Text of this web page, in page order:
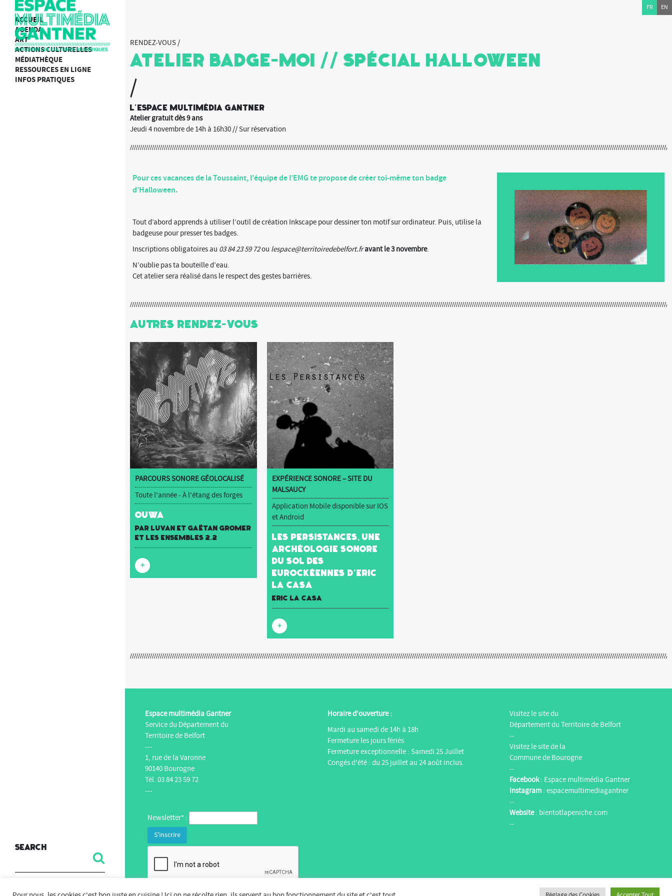
ACCUEIL
AGENDA
ART
ACTIONS CULTURELLES
MÉDIATHÈQUE
RESSOURCES EN LIGNE
INFOS PRATIQUES
Search
RENDEZ-VOUS /
Atelier Badge-Moi // Spécial Halloween
/
L'Espace multimédia Gantner
Atelier gratuit dès 9 ans
Jeudi 4 novembre de 14h à 16h30 // Sur réservation
Pour ces vacances de la Toussaint, l’équipe de l’EMG te propose de créer toi-même ton badge
d’Halloween.
Tout d’abord apprends à utiliser l’outil de création Inkscape pour dessiner ton motif sur ordinateur. Puis, utilise la
badgeuse pour presser tes badges.
Inscriptions obligatoires au 03 84 23 59 72ou lespace@territoiredebelfort.fr avant le 3 novembre.
N’oublie pas ta bouteille d’eau.
Cet atelier sera réalisé dans le respect des gestes barrières.
Autres Rendez-Vous
PARCOURS SONORE GÉOLOCALISÉ
Toute l'année - À l'étang des forges
OUWA
par luvan et Gaëtan Gromer
et Les Ensembles 2.2
+
EXPÉRIENCE SONORE – SITE DU
MALSAUCY
Application Mobile disponible sur IOS
et Android
Les Persistances, une
archéologie sonore
du sol des
Eurockéennes d’Eric
La Casa
Eric La Casa
+
Espace multimédia Gantner
Service du Département du
Territoire de Belfort
---
1, rue de la Varonne
90140 Bourogne
Tél. 03 84 23 59 72
---
Newsletter* :
Horaire d’ouverture :
Mardi au samedi de 14h à 18h
Fermeture les jours fériés
Fermeture exceptionnelle : Samedi 25 Juillet
Congés d'été : du 25 juillet au 24 août inclus.
Visitez le site du
Département du Territoire de Belfort
--
Visitez le site de la
Commune de Bourogne
--
Facebook: Espace multimédia Gantner
Instagram :espacemultimediagantner
--
Website: bientotlapeniche.com
--
FR EN